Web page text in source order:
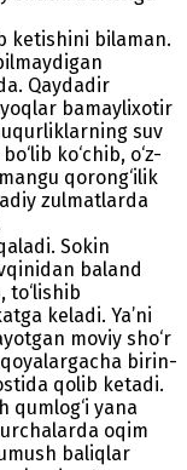
ketishini bilaman.
Qaydadir
bamaylixotir
suv
ko‘chib, o‘z-
qorong‘ilik
zulmatlarda
Sokin
baland
to‘lishib
keladi. Ya’ni
moviy sho‘r
birin-
qolib ketadi.
qumlog‘i yana
oqim
baliqlar